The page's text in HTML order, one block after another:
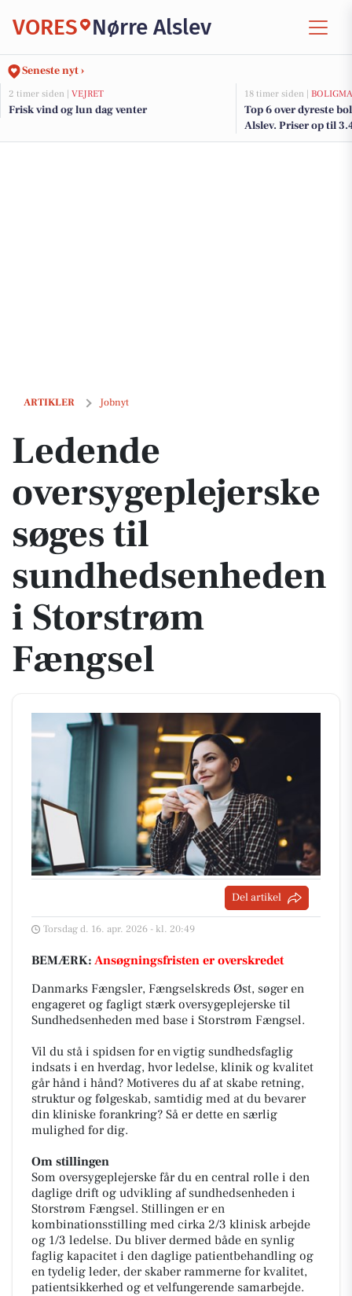
VORES Nørre Alslev
Seneste nyt ›
2 timer siden | VEJRET
Frisk vind og lun dag venter
18 timer siden |
Top 6 over dyreste
Alslev. Priser op til
ARTIKLER Jobnyt
Ledende oversygeplejerske søges til sundhedsenheden i Storstrøm
Ledende
oversygeplejerske
søges til
sundhedsenheden
i Storstrøm
Fængsel
Del artikel
Torsdag d. 16. apr. 2026 - kl. 20:49
BEMÆRK: Ansøgningsfristen er overskredet
Danmarks Fængsler, Fængselskreds Øst, søger en
engageret og fagligt stærk oversygeplejerske til
Sundhedsenheden med base i Storstrøm Fængsel.
Vil du stå i spidsen for en vigtig sundhedsfaglig
indsats i en hverdag, hvor ledelse, klinik og kvalitet
går hånd i hånd? Motiveres du af at skabe retning,
struktur og følgeskab, samtidig med at du bevarer
din kliniske forankring? Så er dette en særlig
mulighed for dig.
Om stillingen
Som oversygeplejerske får du en central rolle i den
daglige drift og udvikling af sundhedsenheden i
Storstrøm Fængsel. Stillingen er en
kombinationsstilling med cirka 2/3 klinisk arbejde
og 1/3 ledelse. Du bliver dermed både en synlig
faglig kapacitet i den daglige patientbehandling og
en tydelig leder, der skaber rammerne for kvalitet,
patientsikkerhed og et velfungerende samarbejde.